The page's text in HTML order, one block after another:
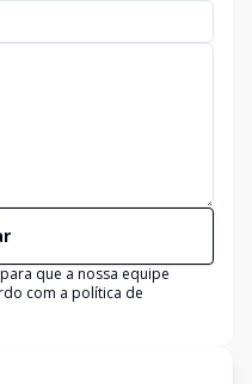
que a nossa equipe
com a política de